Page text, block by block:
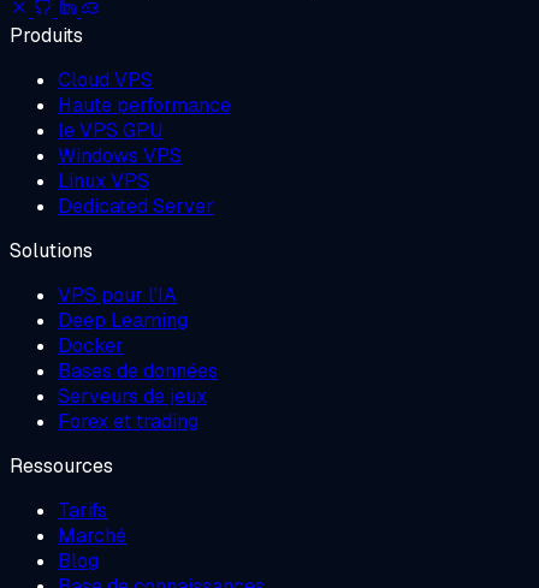
Produits
Cloud VPS
Haute performance
le VPS GPU
Windows VPS
Linux VPS
Dedicated Server
Solutions
VPS pour l'IA
Deep Learning
Docker
Bases de données
Serveurs de jeux
Forex et trading
Ressources
Tarifs
Marché
Blog